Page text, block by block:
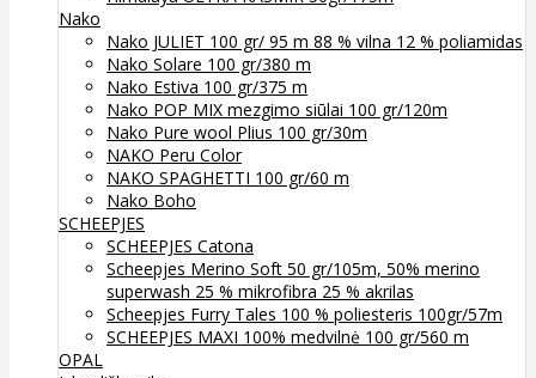
Nako
Nako JULIET 100 gr/ 95 m 88 % vilna 12 % poliamidas
Nako Solare 100 gr/380 m
Nako Estiva 100 gr/375 m
Nako POP MIX mezgimo siūlai 100 gr/120m
Nako Pure wool Plius 100 gr/30m
NAKO Peru Color
NAKO SPAGHETTI 100 gr/60 m
Nako Boho
SCHEEPJES
SCHEEPJES Catona
Scheepjes Merino Soft 50 gr/105m, 50% merino
superwash 25 % mikrofibra 25 % akrilas
Scheepjes Furry Tales 100 % poliesteris 100gr/57m
SCHEEPJES MAXI 100% medvilnė 100 gr/560 m
OPAL